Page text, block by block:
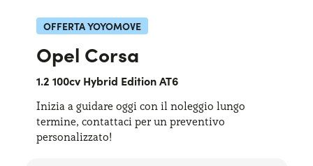
Lavora con noi
PERCHÉ CONVIENE
SCEGLI UN PAESE
Serve assistenza?
OFFERTA YOYOMOVE
Opel Corsa
1.2 100cv Hybrid Edition AT6
Inizia a guidare oggi con il noleggio lungo
termine, contattaci per un preventivo
personalizzato!